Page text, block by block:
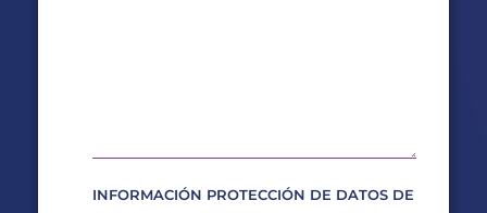
INFORMACIÓN PROTECCIÓN DE DATOS DE